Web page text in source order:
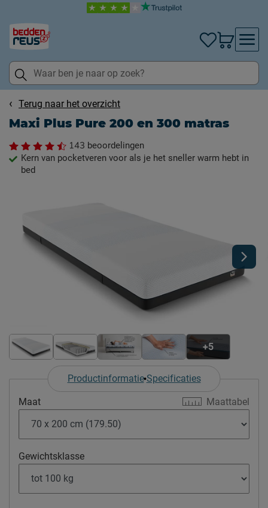
Terug naar het overzicht
Maxi Plus Pure 200 en 300 matras
143 beoordelingen
Kern van pocketveren voor als je het sneller warm hebt in
bed
+5
Productinformatie Specificaties
Maattabel
Maat
Gewichtsklasse